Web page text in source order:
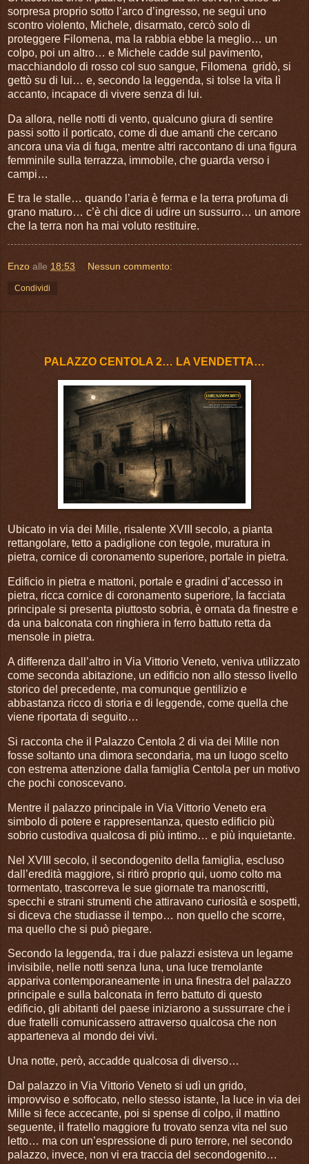
sorpresa proprio sotto l’arco d’ingresso, ne seguì uno
scontro violento, Michele, disarmato, cercò solo di
proteggere Filomena, ma la rabbia ebbe la meglio… un
colpo, poi un altro… e Michele cadde sul pavimento,
macchiandolo di rosso col suo sangue, Filomena gridò, si
gettò su di lui… e, secondo la leggenda, si tolse la vita lì
accanto, incapace di vivere senza di lui.
Da allora, nelle notti di vento, qualcuno giura di sentire
passi sotto il porticato, come di due amanti che cercano
ancora una via di fuga, mentre altri raccontano di una figura
femminile sulla terrazza, immobile, che guarda verso i
campi…
E tra le stalle… quando l’aria è ferma e la terra profuma di
grano maturo… c’è chi dice di udire un sussurro… un amore
che la terra non ha mai voluto restituire.
Enzo alle 18:53 Nessun commento:
Condividi
PALAZZO CENTOLA 2… LA VENDETTA…
Ubicato in via dei Mille, risalente XVIII secolo, a pianta
rettangolare, tetto a padiglione con tegole, muratura in
pietra, cornice di coronamento superiore, portale in pietra.
Edificio in pietra e mattoni, portale e gradini d’accesso in
pietra, ricca cornice di coronamento superiore, la facciata
principale si presenta piuttosto sobria, è ornata da finestre e
da una balconata con ringhiera in ferro battuto retta da
mensole in pietra.
A differenza dall’altro in Via Vittorio Veneto, veniva utilizzato
come seconda abitazione, un edificio non allo stesso livello
storico del precedente, ma comunque gentilizio e
abbastanza ricco di storia e di leggende, come quella che
viene riportata di seguito…
Si racconta che il Palazzo Centola 2 di via dei Mille non
fosse soltanto una dimora secondaria, ma un luogo scelto
con estrema attenzione dalla famiglia Centola per un motivo
che pochi conoscevano.
Mentre il palazzo principale in Via Vittorio Veneto era
simbolo di potere e rappresentanza, questo edificio più
sobrio custodiva qualcosa di più intimo… e più inquietante.
Nel XVIII secolo, il secondogenito della famiglia, escluso
dall’eredità maggiore, si ritirò proprio qui, uomo colto ma
tormentato, trascorreva le sue giornate tra manoscritti,
specchi e strani strumenti che attiravano curiosità e sospetti,
si diceva che studiasse il tempo… non quello che scorre,
ma quello che si può piegare.
Secondo la leggenda, tra i due palazzi esisteva un legame
invisibile, nelle notti senza luna, una luce tremolante
appariva contemporaneamente in una finestra del palazzo
principale e sulla balconata in ferro battuto di questo
edificio, gli abitanti del paese iniziarono a sussurrare che i
due fratelli comunicassero attraverso qualcosa che non
apparteneva al mondo dei vivi.
Una notte, però, accadde qualcosa di diverso…
Dal palazzo in Via Vittorio Veneto si udì un grido,
improvviso e soffocato, nello stesso istante, la luce in via dei
Mille si fece accecante, poi si spense di colpo, il mattino
seguente, il fratello maggiore fu trovato senza vita nel suo
letto… ma con un’espressione di puro terrore, nel secondo
palazzo, invece, non vi era traccia del secondogenito…